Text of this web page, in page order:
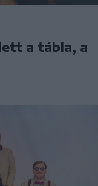
a tábla, a